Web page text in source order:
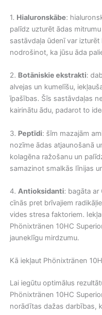
1. Hialuronskābe:
palīdz uzturēt ādas
sastāvdaļa ūdenī var
nodrošinot, ka jūsu āda
2. Botāniskie ekstrakti:
alvejas un kumelīšu,
īpašības. Šīs sastāvdaļas
kairinātu ādu, padarot to
3. Peptīdi: šīm mazajām
nozīme ādas atjaunošanā
kolagēna ražošanu un
samazinot smalkās līnijas
4. Antioksidanti: bagāta ar
cīnās pret brīvajiem
vides stresa faktoriem.
Phönixtränen 10HC
jauneklīgu mirdzumu.
Kā iekļaut Phönixtränen
Lai iegūtu optimālus
Phönixtränen 10HC
norādītas dažas darbības,